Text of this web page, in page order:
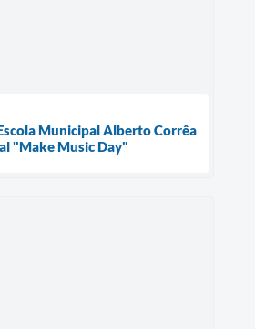
Municipal Alberto Corrêa
"Make Music Day"